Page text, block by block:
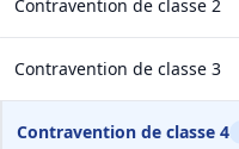
Contravention de classe 2
Contravention de classe 3
Contravention de classe 4